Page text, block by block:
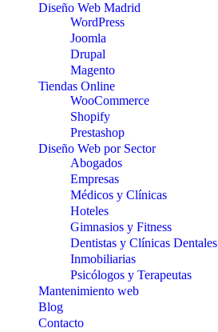
Diseño Web Madrid
WordPress
Joomla
Drupal
Magento
Tiendas Online
WooCommerce
Shopify
Prestashop
Diseño Web por Sector
Abogados
Empresas
Médicos y Clínicas
Hoteles
Gimnasios y Fitness
Dentistas y Clínicas Dentales
Inmobiliarias
Psicólogos y Terapeutas
Mantenimiento web
Blog
Contacto